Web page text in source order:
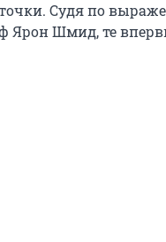
Судя по
Ярон Шмид, те